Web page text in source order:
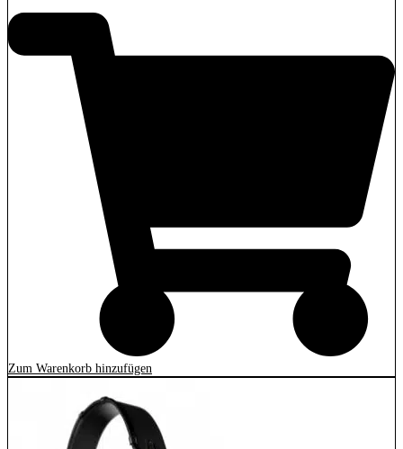
Zum Warenkorb hinzufügen